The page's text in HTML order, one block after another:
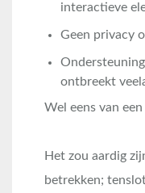
interactieve
Geen privacy
ontbreekt
Wel eens van
Het zou aardig
betrekken;